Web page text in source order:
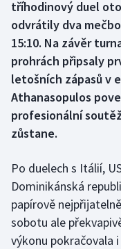
Curling
Dostihy
Florbal
Futsal
Gymnastika
Házená
tříhodinový duel
odvrátily dva
15:10. Na závěr
prohrách připsaly
letošních zápasů v
Athanasopulos
profesionální
zůstane.
Po duelech s Itálií,
Dominikánská
papírově
sobotu ale
výkonu pokračovala